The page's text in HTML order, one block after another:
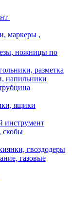
маркеры ,
ножницы по
разметка
напильники
ящики
инструмент
скобы
гвоздодеры
газовые